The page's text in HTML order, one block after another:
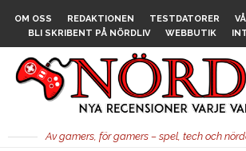
OM OSS REDAKTIONEN TESTDATORER
BLI SKRIBENT PÅ NÖRDLIV
WEBBUTIK
Av gamers, för gamers – spel, tech och